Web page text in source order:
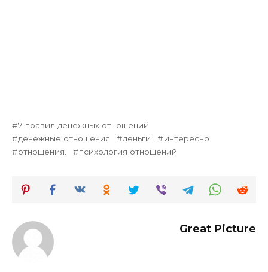
7 правил денежных отношений
денежные отношения
деньги
интересно
отношения.
психология отношений
Great Picture